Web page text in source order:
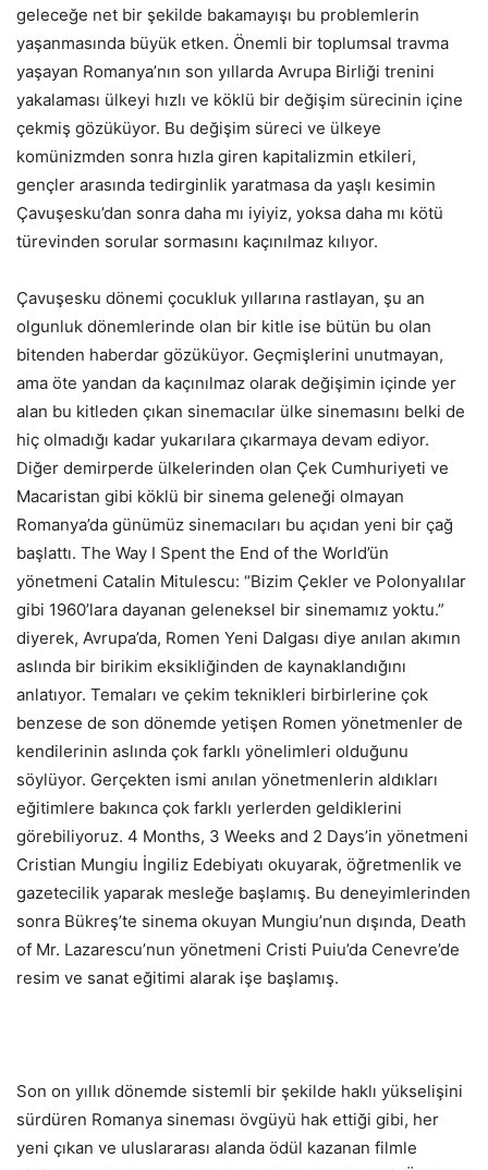
geleceğe net bir şekilde bakamayışı bu problemlerin
yaşanmasında büyük etken. Önemli bir toplumsal travma
yaşayan Romanya’nın son yıllarda Avrupa Birliği trenini
yakalaması ülkeyi hızlı ve köklü bir değişim sürecinin içine
çekmiş gözüküyor. Bu değişim süreci ve ülkeye
komünizmden sonra hızla giren kapitalizmin etkileri,
gençler arasında tedirginlik yaratmasa da yaşlı kesimin
Çavuşesku’dan sonra daha mı iyiyiz, yoksa daha mı kötü
türevinden sorular sormasını kaçınılmaz kılıyor.
Çavuşesku dönemi çocukluk yıllarına rastlayan, şu an
olgunluk dönemlerinde olan bir kitle ise bütün bu olan
bitenden haberdar gözüküyor. Geçmişlerini unutmayan,
ama öte yandan da kaçınılmaz olarak değişimin içinde yer
alan bu kitleden çıkan sinemacılar ülke sinemasını belki de
hiç olmadığı kadar yukarılara çıkarmaya devam ediyor.
Diğer demirperde ülkelerinden olan Çek Cumhuriyeti ve
Macaristan gibi köklü bir sinema geleneği olmayan
Romanya’da günümüz sinemacıları bu açıdan yeni bir çağ
başlattı. The Way I Spent the End of the World’ün
yönetmeni Catalin Mitulescu: “Bizim Çekler ve Polonyalılar
gibi 1960’lara dayanan geleneksel bir sinemamız yoktu.”
diyerek, Avrupa’da, Romen Yeni Dalgası diye anılan akımın
aslında bir birikim eksikliğinden de kaynaklandığını
anlatıyor. Temaları ve çekim teknikleri birbirlerine çok
benzese de son dönemde yetişen Romen yönetmenler de
kendilerinin aslında çok farklı yönelimleri olduğunu
söylüyor. Gerçekten ismi anılan yönetmenlerin aldıkları
eğitimlere bakınca çok farklı yerlerden geldiklerini
görebiliyoruz. 4 Months, 3 Weeks and 2 Days’in yönetmeni
Cristian Mungiu İngiliz Edebiyatı okuyarak, öğretmenlik ve
gazetecilik yaparak mesleğe başlamış. Bu deneyimlerinden
sonra Bükreş’te sinema okuyan Mungiu’nun dışında, Death
of Mr. Lazarescu’nun yönetmeni Cristi Puiu’da Cenevre’de
resim ve sanat eğitimi alarak işe başlamış.
Son on yıllık dönemde sistemli bir şekilde haklı yükselişini
sürdüren Romanya sineması övgüyü hak ettiği gibi, her
yeni çıkan ve uluslararası alanda ödül kazanan filmle